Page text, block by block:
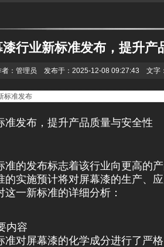
漆行业新标准发布，提升产
者：管理员 发布于：2025-12-08 09:27:43 文字
标准发布
准发布，提升产品质量与安全性
准的发布标志着该行业向更高的
的实施预计将对屏幕漆的生产、
一新标准的详细分析：
内容
准对屏幕漆的化学成分进行了严